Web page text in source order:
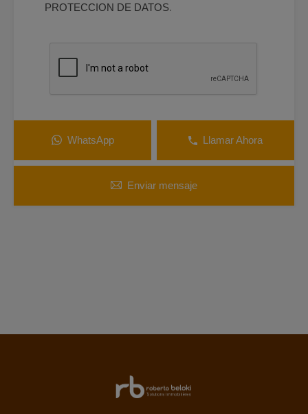
PROTECCION DE DATOS.
WhatsApp Llamar Ahora
Enviar mensaje